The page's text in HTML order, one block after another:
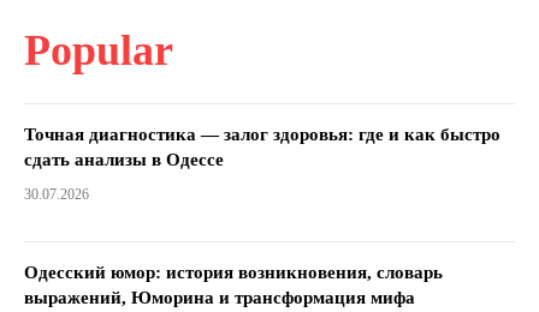
Popular
Точная диагностика — залог здоровья: где и как быстро
сдать анализы в Одессе
30.07.2026
Одесский юмор: история возникновения, словарь
выражений, Юморина и трансформация мифа